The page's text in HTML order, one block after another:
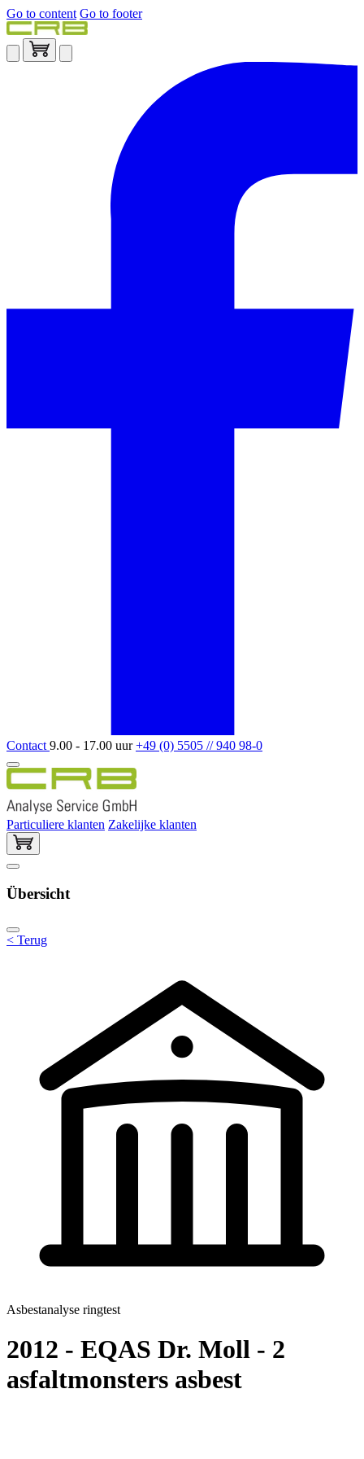
Go to content Go to footer
Contact 9.00 - 17.00 uur+49 (0) 5505 // 940 98-0
Particuliere klanten Zakelijke klanten
Übersicht
< Terug
Asbestanalyse ringtest
2012 - EQAS Dr. Moll - 2
asfaltmonsters asbest